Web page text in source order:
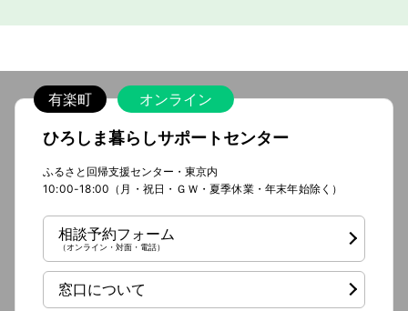
有楽町 オンライン
ひろしま暮らしサポートセンター
ふるさと回帰支援センター・東京内
10:00-18:00（月・祝日・ＧＷ・夏季休業・年末年始除く）
相談予約フォーム
（オンライン・対面・電話）
窓口について